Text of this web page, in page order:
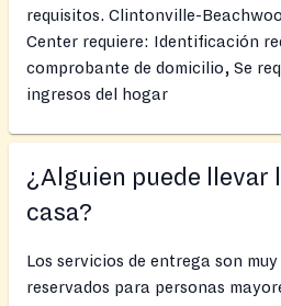
requisitos. Clintonville-
Center requiere: Identificación
comprobante de domicilio, Se
ingresos del hogar
¿Alguien puede llevar
casa?
Los servicios de entrega son
reservados para personas